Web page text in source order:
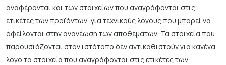
αναφέρονται και των στοιχείων που αναγράφονται στις
ετικέτες των προϊόντων, για τεχνικούς λόγους που μπορεί να
οφείλονται στην ανανέωση των αποθεμάτων. Τα στοιχεία που
παρουσιάζονται στον ιστότοπο δεν αντικαθιστούν για κανένα
λόγο τα στοιχεία που αναγράφονται στις ετικέτες των